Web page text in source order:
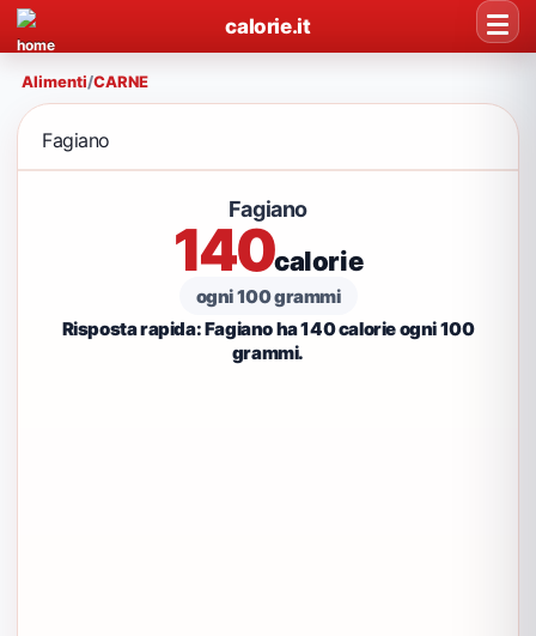
calorie.it
Alimenti/CARNE
Fagiano
Fagiano
140calorie
ogni 100 grammi
Risposta rapida: Fagiano ha 140 calorie ogni 100
grammi.